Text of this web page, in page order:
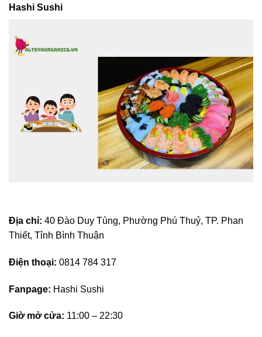
Hashi Sushi
Địa chỉ: 40 Đào Duy Tùng, Phường Phú Thuỷ, TP. Phan
Thiết, Tỉnh Bình Thuận
Điện thoại: 0814 784 317
Fanpage: Hashi Sushi
Giờ mở cửa: 11:00 – 22:30